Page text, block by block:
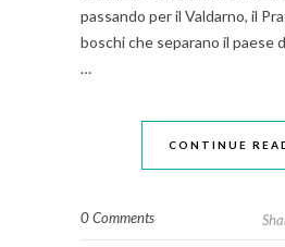
passando per il Valdarno, il
boschi che separano il paese
…
CONTINUE
0 Comments